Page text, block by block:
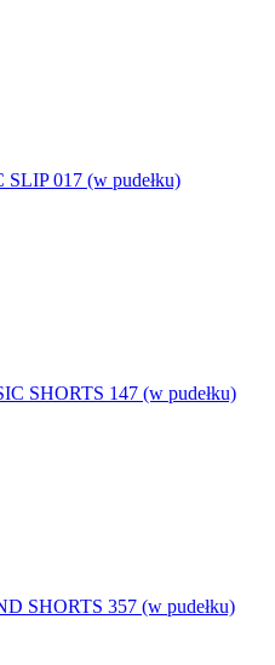
SLIP 017 (w pudełku)
SHORTS 147 (w pudełku)
SHORTS 357 (w pudełku)